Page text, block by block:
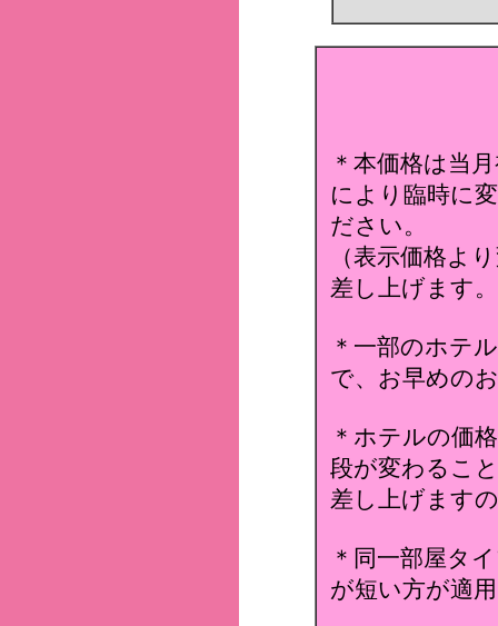
＊本価格は当
により臨時に
ださい。
（表示価格よ
差し上げます
＊一部のホテ
で、お早めの
＊ホテルの価
段が変わるこ
差し上げます
＊同一部屋タ
が短い方が適